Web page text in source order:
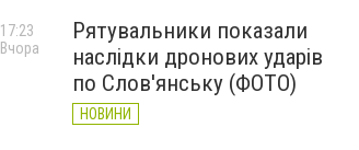
Рятувальники показали
наслідки дронових ударів
по Слов'янську (ФОТО)
НОВИНИ
17:23
Вчора